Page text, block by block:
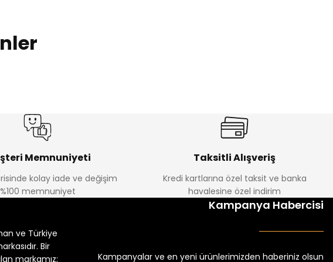
DİZ ALTI FİYONKLU ÇORAP DİZ ALTI FİYONKLU ÇORAP
Memnuniyeti
kolay iade ve değişim
%100 memnuniyet
Taksitli Alışveriş
Kredi kartlarına özel taksit ve banka
havalesine özel indirim
ve Türkiye
Bir
markamız;
Kampanya Habercisi
Kampanyalar ve en yeni ürünlerimizden haberiniz olsun